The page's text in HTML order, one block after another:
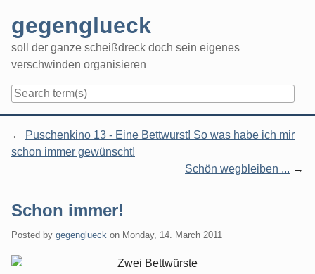
content
gegenglueck
soll der ganze scheißdreck doch sein eigenes
verschwinden organisieren
Puschenkino 13 - Eine Bettwurst! So was habe ich mir
schon immer gewünscht!
Schön wegbleiben ...
Schon immer!
Posted by gegenglueck on Monday, 14. March 2011